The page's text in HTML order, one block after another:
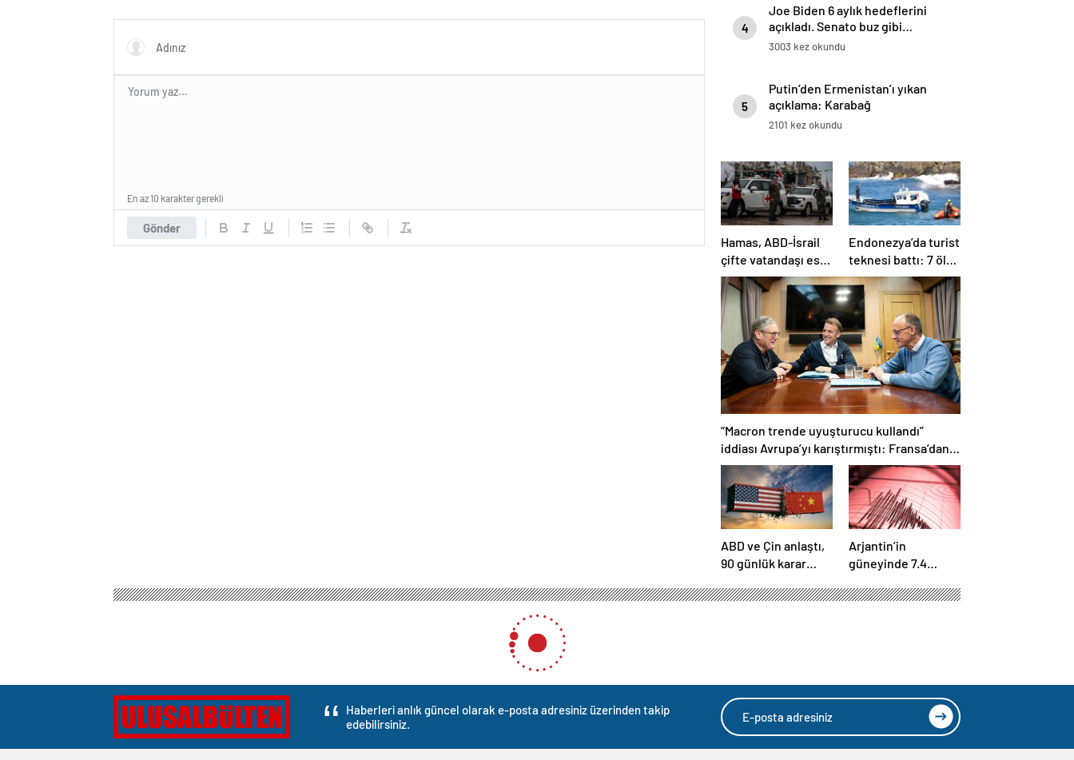
Gönder
En az 10 karakter gerekli
4
Joe Biden 6 aylık hedeflerini
açıkladı. Senato buz gibi…
3003 kez okundu
5
Putin’den Ermenistan’ı yıkan
açıklama: Karabağ
Azerbaycan’ın ayrılmaz bir
2101 kez okundu
Hamas, ABD-İsrail
çifte vatandaşı esiri
serbest
bırakacağını
duyurdu
Endonezya’da turist
teknesi battı: 7 ölü,
34 yaralı
“Macron trende uyuşturucu kullandı”
iddiası Avrupa’yı karıştırmıştı: Fransa’dan
“peçeteli” yalanlama geldi!
ABD ve Çin anlaştı,
90 günlük karar
Karşılıklı tarife
Arjantin’in
güneyinde 7.4
deprem
Katil İsrail ordusu Gazze’de TRT ekibine saldırdı: Dakikalarca ateş ettiler
Katil İsrail ordusu Gazze’de TRT ekibine saldırdı: Dakikalarca
ateş ettiler